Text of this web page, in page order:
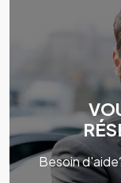
Besoin